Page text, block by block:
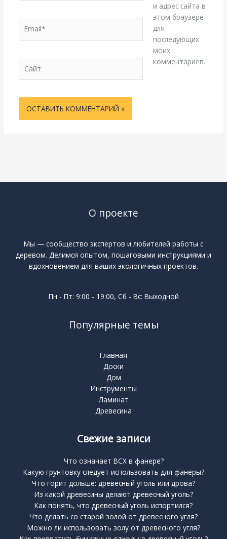
и адрес сайта в
этом браузере
для
последующих
моих
комментариев.
О проекте
Мы — сообщество экспертов и любителей работы с
деревом. Делимся опытом, пошаговыми инструкциями и
вдохновением для ваших экологичных проектов.
Пн - Пт: 9:00 - 19:00, Сб - Вс: Выходной
Популярные темы
Главная
Доски
Дом
Инструменты
Ламинат
Древесина
Свежие записи
Что означает BCX в фанере?
Какую грунтовку следует использовать для фанеры?
Что горит дольше: древесный уголь или дрова?
Из какой древесины делают древесный уголь?
Как понять, что древесный уголь испортился?
Что делать со старой золой от древесного угля?
Можно ли использовать золу от древесного угля?